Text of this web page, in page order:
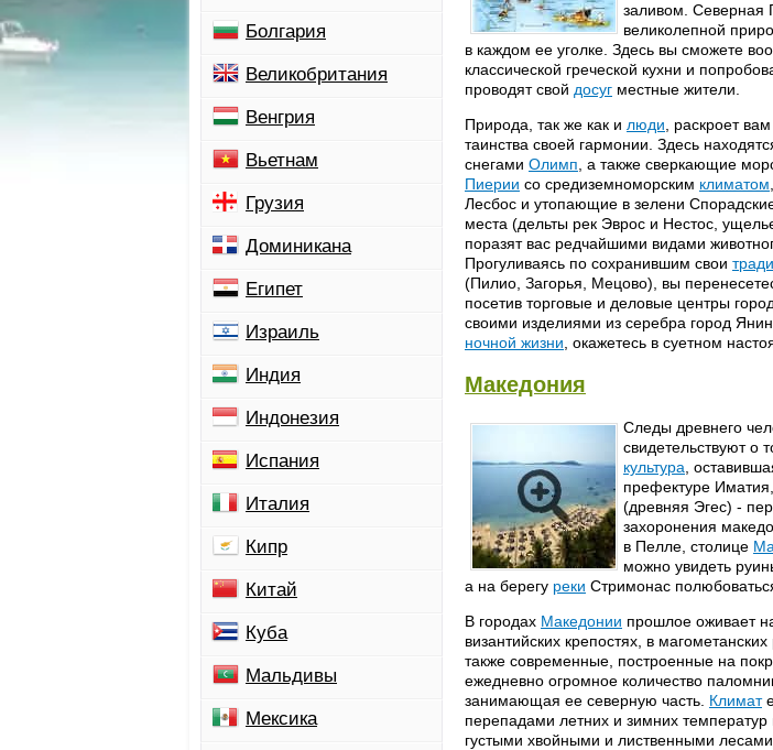
заливом. Северная
великолепной
в каждом ее уголке. Здесь вы сможете
классической греческой кухни и
проводят свой досуг местные жители.
Природа, так же как и люди , раскроет
таинства своей гармонии. Здесь
снегами Олимп , а также сверкающие
Пиерии со средиземноморским климатом
Лесбос и утопающие в зелени
места (дельты рек Эврос и Нестос,
поразят вас редчайшими видами
Прогуливаясь по сохранившим свои
(Пилио, Загорья, Мецово), вы
посетив торговые и деловые центры
своими изделиями из серебра город
ночной жизни , окажетесь в суетном
Македония
Следы древнего
свидетельствуют о
культура ,
префектуре
(древняя Эгес) -
захоронения
в Пелле, столице
можно увидеть
а на берегу реки Стримонас
В городах Македонии прошлое оживает
византийских крепостях, в
также современные, построенные на
ежедневно огромное количество
занимающая ее северную часть. Климат
перепадами летних и зимних
густыми хвойными и лиственными
Болгария
Великобритания
Венгрия
Вьетнам
Грузия
Доминикана
Египет
Израиль
Индия
Индонезия
Испания
Италия
Кипр
Китай
Куба
Мальдивы
Мексика